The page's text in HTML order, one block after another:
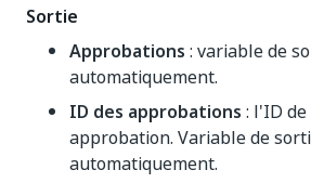
Sortie
Approbations : variable de
automatiquement.
ID des approbations : l'ID
approbation. Variable de
automatiquement.